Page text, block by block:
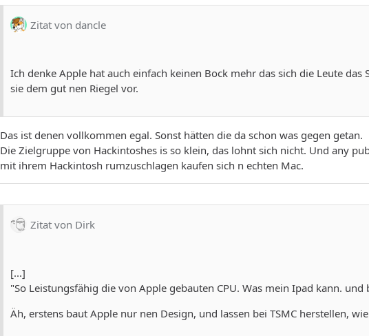
Zitat von dancle
Ich denke Apple hat auch einfach keinen Bock mehr das sich die Leute
sie dem gut nen Riegel vor.
Das ist denen vollkommen egal. Sonst hätten die da schon was gegen getan.
Die Zielgruppe von Hackintoshes is so klein, das lohnt sich nicht. Und any
mit ihrem Hackintosh rumzuschlagen kaufen sich n echten Mac.
Zitat von Dirk
[...]
"So Leistungsfähig die von Apple gebauten CPU. Was mein Ipad kann. und
Äh, erstens baut Apple nur nen Design, und lassen bei TSMC herstellen,